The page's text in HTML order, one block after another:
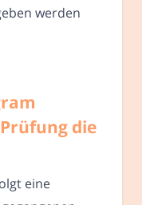
werden
die
eine